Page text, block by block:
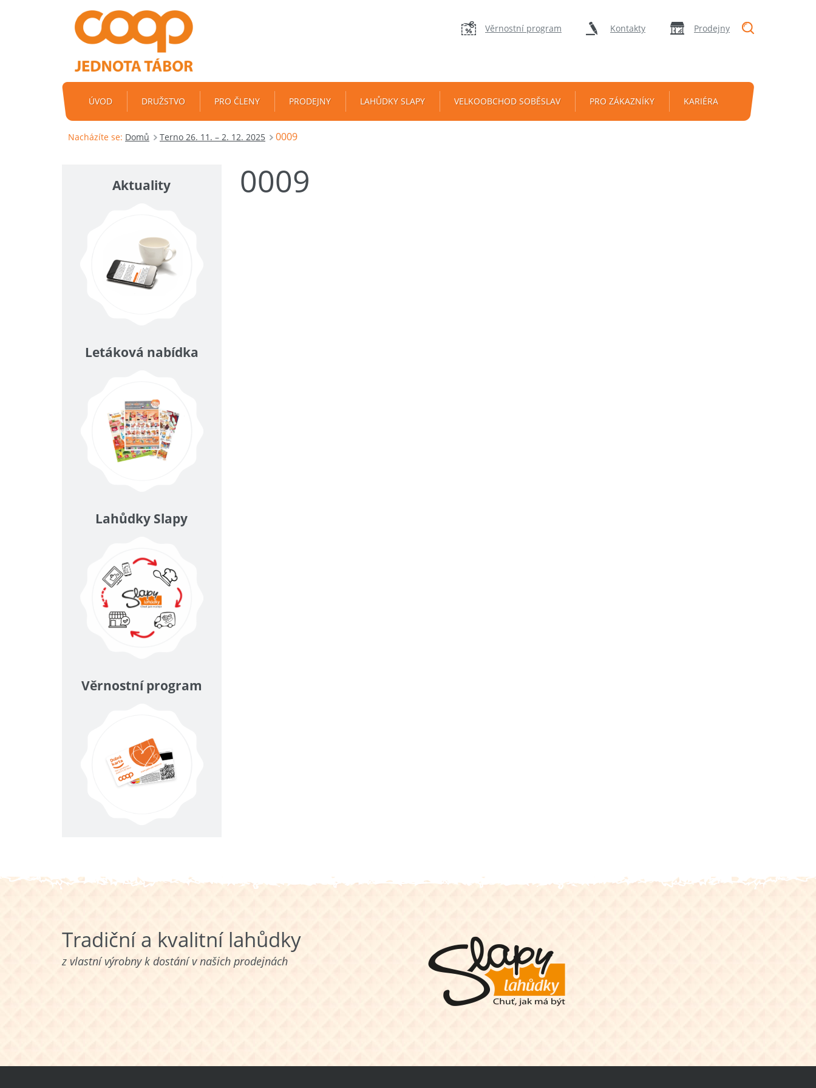
Věrnostní program Kontakty Prodejny
ÚVOD DRUŽSTVO PRO ČLENY PRODEJNY LAHŮDKY SLAPY VELKOOBCHOD SOBĚSLAV PRO ZÁKAZNÍKY KARIÉRA
Nacházíte se: Domů Terno 26. 11. – 2. 12. 2025 0009
0009
Aktuality
Letáková nabídka
Lahůdky Slapy
Věrnostní program
Tradiční a kvalitní lahůdky
z vlastní výrobny k dostání v našich prodejnách